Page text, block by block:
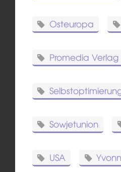
Osteuropa
Promedia Verlag
Sowjetunion
USA